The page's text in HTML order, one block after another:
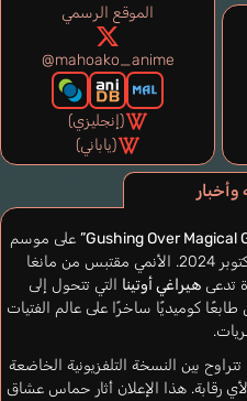
على موسم
تدعىهيراغي أوتينا التي تتحول إلى
كوميديًا ساخرًا على عالم الفتيات
بين النسخة التلفزيونية الخاضعة
لأي رقابة. هذا الإعلان أثار حماس عشاق
الموقع الرسمي
@mahoako_anime
(إنجليزي)
(ياباني)